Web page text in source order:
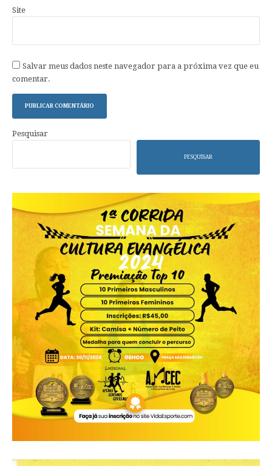
Site
Salvar meus dados neste navegador para a próxima vez que eu
comentar.
Pesquisar
PESQUISAR